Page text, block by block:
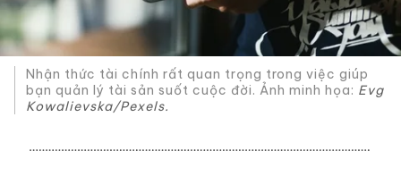
Nhận thức tài chính rất quan trọng trong việc giúp
bạn quản lý tài sản suốt cuộc đời. Ảnh minh họa: Evg
Kowalievska/Pexels.